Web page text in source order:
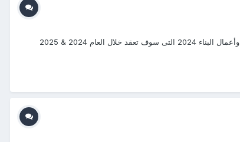
#دورات_2024_2025 #منتجع_التدريب_الدولى #ITR_Center بسم الله الرحمن الرحيم يتشرف منتجع التدريب الدولي ITR بتقديم دورات فى الهندسة المدنية وأعمال البناء 2024 التى سوف تعقد خلال العام 2024 & 2025